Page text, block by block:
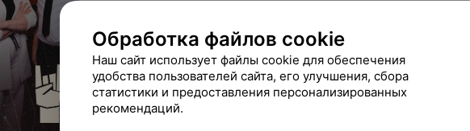
Вход:
20,00 руб.
Обработка файлов cookie
Наш сайт использует файлы cookie для обеспечения
удобства пользователей сайта, его улучшения, сбора
статистики и предоставления персонализированных
рекомендаций.